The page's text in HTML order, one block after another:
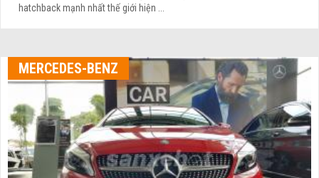
hatchback mạnh nhất thế giới hiện ...
MERCEDES-BENZ